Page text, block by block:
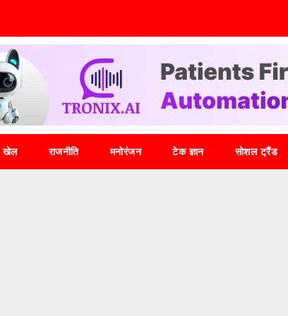
खेल राजनीति मनोरंजन टेक ज्ञान सोशल ट्रैंड